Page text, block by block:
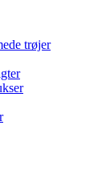
trøjer